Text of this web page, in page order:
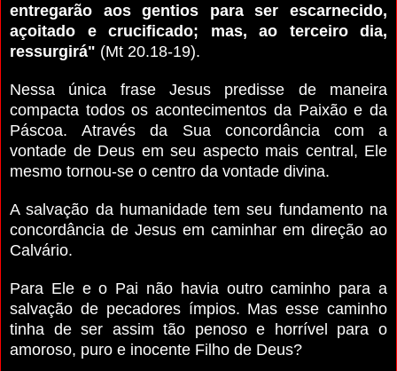
entregarão aos gentios para ser escarnecido,
açoitado e crucificado; mas, ao terceiro dia,
ressurgirá" (Mt 20.18-19).
Nessa única frase Jesus predisse de maneira
compacta todos os acontecimentos da Paixão e da
Páscoa.Através da Sua concordância com a
vontade de Deus em seu aspecto mais central, Ele
mesmo tornou-se o centro da vontade divina.
A salvação da humanidade tem seu fundamento na
concordância de Jesus em caminhar em direção ao
Calvário.
Para Ele e o Pai não havia outro caminho para a
salvação de pecadores ímpios. Mas esse caminho
tinha de ser assim tão penoso e horrível para o
amoroso, puro e inocente Filho de Deus?